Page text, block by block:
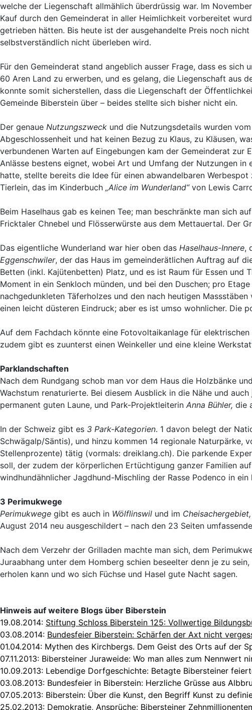
welche der Liegenschaft allmählich überdrüssig war. Im
Kauf durch den Gemeinderat in aller Heimlichkeit vorbereitet
getrieben hätten. Bis heute ist der ausgehandelte Preis noch
selbstverständlich nicht überleben wird.
Für den Gemeinderat stand angeblich ausser Frage, dass es
60 Aren Land zu erwerben, und es gelang, die Liegenschaft aus
konnte somit sicherstellen, dass die Liegenschaft der
Gemeinde Biberstein über – beides stellte sich bisher nicht ein.
Der genaue Nutzungszweck und die Nutzungsdetails wurden
Abgeschlossenheit und hat keinen Bezug zu Klaus, zu Kläusen,
verbundenen Warten auf Eingebungen kam der Gemeinderat
Anlässe bestens eignet, wobei Art und Umfang der Nutzungen
hatte, stellte bereits die Idee für einen abwandelbaren Werbespot
Tierlein, das im Kinderbuch „Alice im Wunderland“von Lewis
Beim Haselhaus gab es keinen Tee; man beschränkte man sich
Fricktaler Chnebel und Flösserwürste aus dem Mettauertal. Der
Das eigentliche Wunderland war hier oben das Haselhaus-Innere,
Eggenschwiler, der das Haus im gemeinderätlichen Auftrag auf
Betten (inkl. Kajütenbetten) Platz, und es ist Raum für Essen
Moment in ein Senkloch münden, und bei den Duschen; pro
nachgedunkleten Täferholzes und den nach heutigen
einen leicht düsteren Eindruck; aber es ist umso wohnlicher. Die
Auf dem Fachdach könnte eine Fotovoltaikanlage für
zudem gibt es zuunterst einen Weinkeller und eine kleine
Parklandschaften
Nach dem Rundgang schob man vor dem Haus die Holzbänke
Wachstum renaturierte. Bei diesem Ausblick in die Nähe und
permanent guten Laune, und Park-Projektleiterin Anna Bühler, die
In der Schweiz gibt es 3 Park-Kategorien. 1 davon belegt der
Schwägalp/Säntis), und hinzu kommen 14 regionale Naturpärke,
Stellenprozente) tätig (vormals: dreiklang.ch). Die parkende
soll, der zudem der körperlichen Ertüchtigung ganzer Familien
windhundähnlicher Jagdhund-Mischling der Rasse Podenco in
3 Perimukwege
Perimukwege gibt es auch in Wölflinswil und im Cheisachergebiet,
August 2014 neu ausgeschildert – nach den 23 Seiten
Nach dem Verzehr der Grilladen machte man sich, dem
Juraabhang unter dem Homberg schien beseelter denn je zu
erholen kann und wo sich Füchse und Hasel gute Nacht sagen.
Hinweis auf weitere Blogs über Biberstein
19.08.2014: Stiftung Schloss Biberstein 125: Vollwertige
03.08.2014: Bundesfeier Biberstein: Schärfen der Axt nicht
01.04.2014: Mythen des Kirchbergs. Dem Geist des Orts auf der
07.11.2013: Bibersteiner Juraweide: Wo man alles zum Nennwert
10.09.2013: Lebendige Dorfgeschichte: Betagte Bibersteiner
03.08.2013: Bundesfeier in Biberstein: Herzliche Grüsse aus
07.05.2013: Biberstein: Über die Kunst, den Begriff Kunst zu
25.02.2013: Demokratie, Ansprüche: Bibersteiner